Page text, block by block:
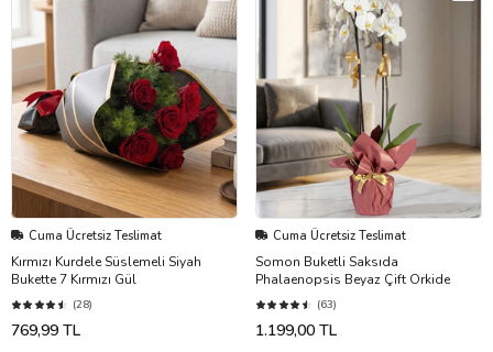
Cuma Ücretsiz Teslimat
Kırmızı Kurdele Süslemeli Siyah
Bukette 7 Kırmızı Gül
(28)
769,99 TL
Cuma Ücretsiz Teslimat
Somon Buketli Saksıda
Phalaenopsis Beyaz Çift Orkide
(63)
1.199,00 TL